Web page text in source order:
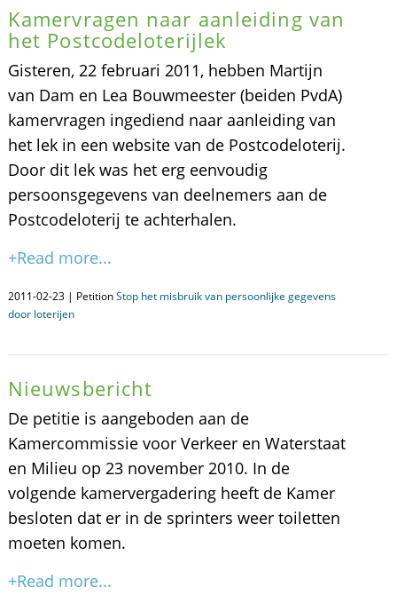
Kamervragen naar aanleiding van
het Postcodeloterijlek
Gisteren, 22 februari 2011, hebben Martijn
van Dam en Lea Bouwmeester (beiden PvdA)
kamervragen ingediend naar aanleiding van
het lek in een website van de Postcodeloterij.
Door dit lek was het erg eenvoudig
persoonsgegevens van deelnemers aan de
Postcodeloterij te achterhalen.
+Read more...
2011-02-23 | PetitionStop het misbruik van persoonlijke gegevens
door loterijen
Nieuwsbericht
De petitie is aangeboden aan de
Kamercommissie voor Verkeer en Waterstaat
en Milieu op 23 november 2010. In de
volgende kamervergadering heeft de Kamer
besloten dat er in de sprinters weer toiletten
moeten komen.
+Read more...